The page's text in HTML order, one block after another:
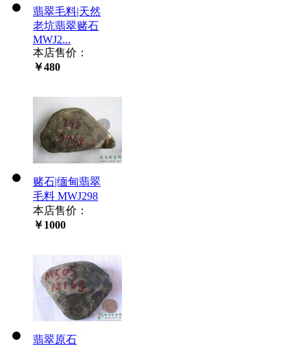
翡翠毛料|天然
老坑翡翠赌石
MWJ2...
本店售价：
￥480
赌石|缅甸翡翠
毛料 MWJ298
本店售价：
￥1000
翡翠原石